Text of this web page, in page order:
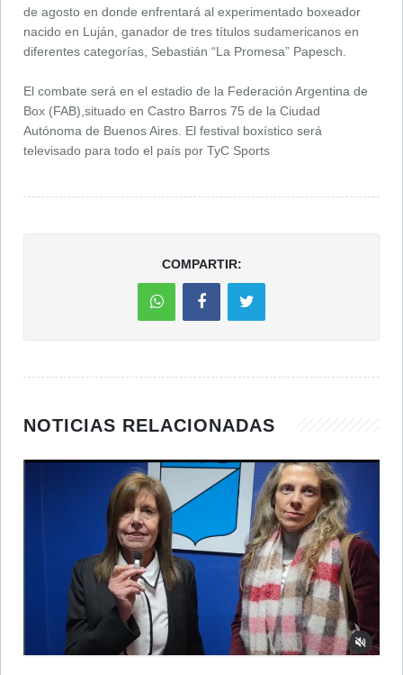
de agosto en donde enfrentará al experimentado boxeador
nacido en Luján, ganador de tres títulos sudamericanos en
diferentes categorías, Sebastián “La Promesa” Papesch.
El combate será en el estadio de la Federación Argentina de
Box (FAB),situado en Castro Barros 75 de la Ciudad
Autónoma de Buenos Aires. El festival boxístico será
televisado para todo el país por TyC Sports
COMPARTIR:
NOTICIAS RELACIONADAS